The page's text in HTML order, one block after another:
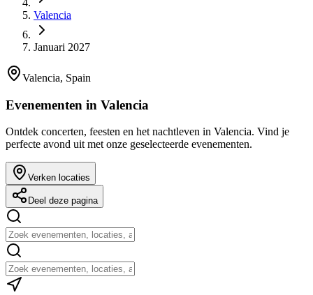
Valencia
Januari 2027
Valencia, Spain
Evenementen in Valencia
Ontdek concerten, feesten en het nachtleven in Valencia. Vind je
perfecte avond uit met onze geselecteerde evenementen.
Verken locaties
Deel deze pagina